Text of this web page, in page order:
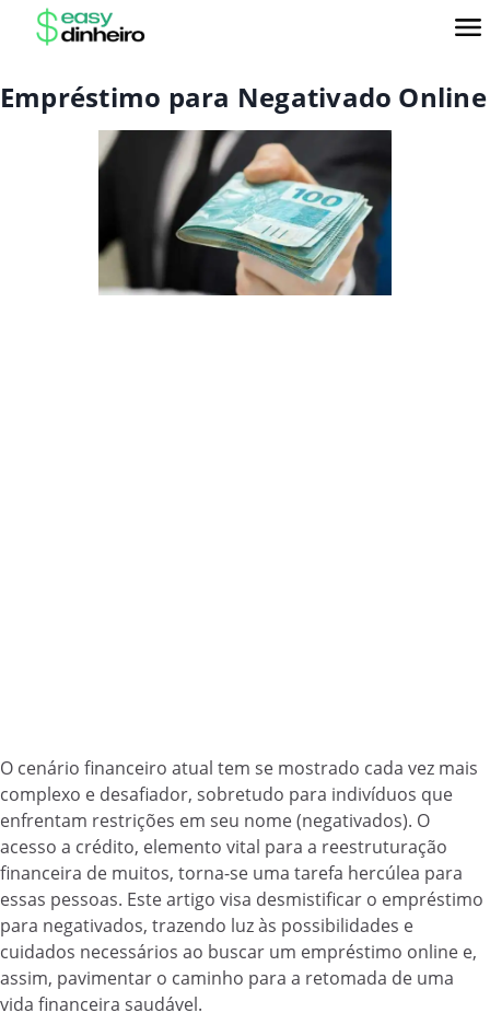
Empréstimo para Negativado Online
O cenário financeiro atual tem se mostrado cada vez mais
complexo e desafiador, sobretudo para indivíduos que
enfrentam restrições em seu nome (negativados). O
acesso a crédito, elemento vital para a reestruturação
financeira de muitos, torna-se uma tarefa hercúlea para
essas pessoas. Este artigo visa desmistificar o empréstimo
para negativados, trazendo luz às possibilidades e
cuidados necessários ao buscar um empréstimo online e,
assim, pavimentar o caminho para a retomada de uma
vida financeira saudável.